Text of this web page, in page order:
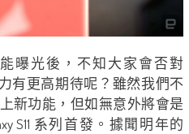
曝光後，不知大家會否對
有更高期待呢？雖然我們不
新功能，但如無意外將會是
S11 系列首發。據聞明年的